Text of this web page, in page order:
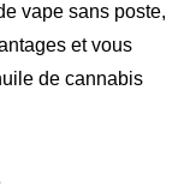
vape sans poste,
et vous
de cannabis